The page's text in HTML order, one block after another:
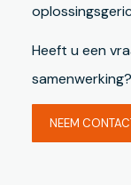
Heeft u een
NEEM